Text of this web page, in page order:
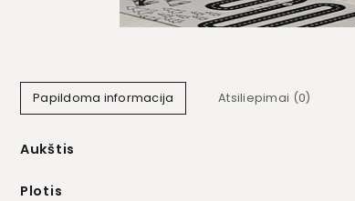
Papildoma informacija Atsiliepimai (0)
Aukštis
Plotis